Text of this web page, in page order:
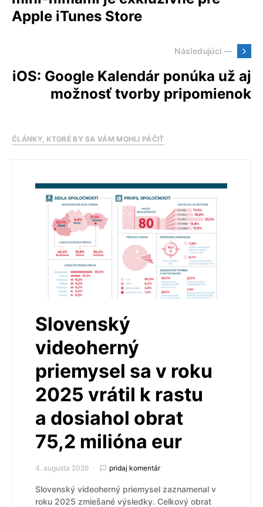
Apple iTunes Store
Následujúci —
iOS: Google Kalendár ponúka už aj
možnosť tvorby pripomienok
ČLÁNKY, KTORÉ BY SA VÁM MOHLI PÁČIŤ
Slovenský
videoherný
priemysel sa v roku
2025 vrátil k rastu
a dosiahol obrat
75,2 milióna eur
4. augusta 2026 pridaj komentár
Slovenský videoherný priemysel zaznamenal v
roku 2025 zmiešané výsledky. Celkový obrat